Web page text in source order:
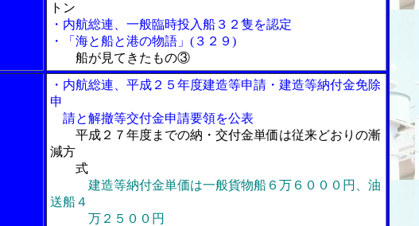
トン
・内航総連、一般臨時投入船３２隻を認定
・「海と船と港の物語」(３２９)
船が見てきたもの③
・内航総連、平成２５年度建造等申請・建造等納付金免除
申
請と解撤等交付金申請要領を公表
平成２７年度までの納・交付金単価は従来どおりの漸
減方
式
建造等納付金単価は一般貨物船６万６０００円、油
送船４
万２５００円